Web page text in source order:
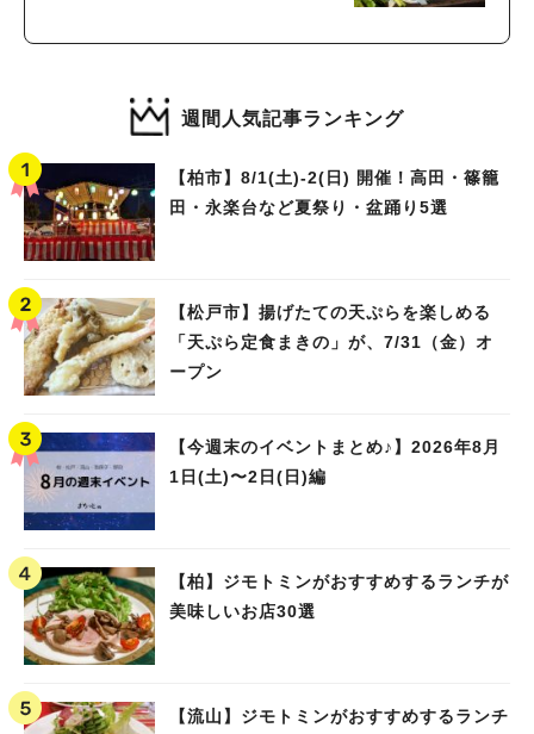
週間人気記事ランキング
【柏市】8/1(土)‐2(日) 開催！高田・篠籠
田・永楽台など夏祭り・盆踊り5選
【松戸市】揚げたての天ぷらを楽しめる
「天ぷら定食まきの」が、7/31（金）オ
ープン
【今週末のイベントまとめ♪】2026年8月
1日(土)〜2日(日)編
【柏】ジモトミンがおすすめするランチが
美味しいお店30選
【流山】ジモトミンがおすすめするランチ